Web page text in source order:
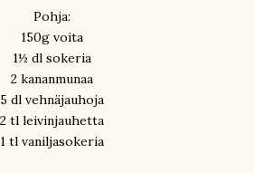
Pohja:
150g voita
1½ dl sokeria
2 kananmunaa
5 dl vehnäjauhoja
2 tl leivinjauhetta
1 tl vaniljasokeria